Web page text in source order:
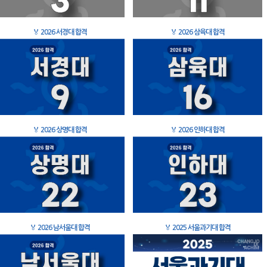
🏅 2026 서경대 합격 🏅 2026 삼육대 합격
🏅 2026 상명대 합격 🏅 2026 인하대 합격
🏅 2026 남서울대 합격 🏅 2025 서울과기대 합격